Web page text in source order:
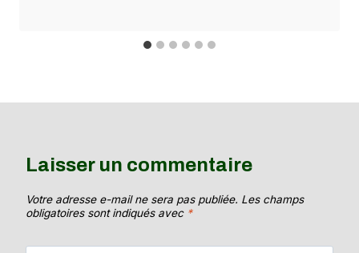
Laisser un commentaire
Votre adresse e-mail ne sera pas publiée. Les champs
obligatoires sont indiqués avec *